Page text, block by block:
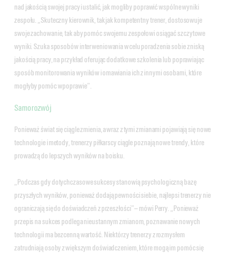
nad jakością swojej pracy i ustalić, jak mogliby poprawić wspólne wyniki
zespołu. „Skuteczny kierownik, tak jak kompetentny trener, dostosowuje
swoje zachowanie, tak aby pomóc swojemu zespołowi osiągać szczytowe
wyniki. Szuka sposobów interweniowania w celu poradzenia sobie z niską
jakością pracy, na przykład oferując dodatkowe szkolenia lub poprawiając
sposób monitorowania wyników i omawiania ich z innymi osobami, które
mogłyby pomóc w poprawie”.
Samorozwój
Ponieważ świat się ciągle zmienia, a wraz z tymi zmianami pojawiają się nowe
technologie i metody, trenerzy piłkarscy ciągle poznają nowe trendy, które
prowadzą do lepszych wyników na boisku.
„Podczas gdy dotychczasowe sukcesy stanowią psychologiczną bazę
przyszłych wyników, ponieważ dodają pewności siebie, najlepsi trenerzy nie
ograniczają się do doświadczeń z przeszłości” — mówi Perry. „Ponieważ
przepis na sukces podlega nieustannym zmianom, poznawanie nowych
technologii ma bezcenną wartość. Niektórzy trenerzy z rozmysłem
zatrudniają osoby z większym doświadczeniem, które mogą im pomóc się